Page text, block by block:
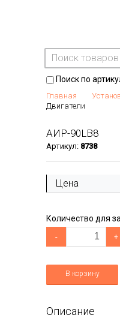
Поиск по
Главная
Двигатели
АИР-90LВ8
Артикул: 8738
Цена
Количество для
- +
В корзину
Описание